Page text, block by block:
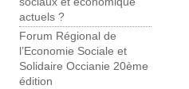
actuels ?
Forum Régional de
l’Economie Sociale et
Solidaire Occianie 20ème
édition